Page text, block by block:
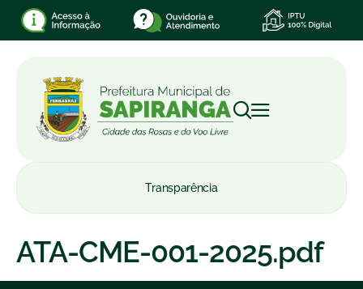
Transparência
ATA-CME-001-2025.pdf